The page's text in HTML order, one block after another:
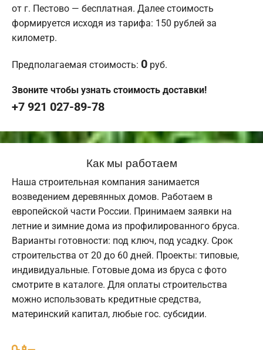
от г. Пестово — бесплатная. Далее стоимость
формируется исходя из тарифа: 150 рублей за
километр.
Предполагаемая стоимость: 0 руб.
Звоните чтобы узнать стоимость доставки!
+7 921 027-89-78
Как мы работаем
Наша строительная компания занимается
возведением деревянных домов. Работаем в
европейской части России. Принимаем заявки на
летние и зимние дома из профилированного бруса.
Варианты готовности: под ключ, под усадку. Срок
строительства от 20 до 60 дней. Проекты: типовые,
индивидуальные. Готовые дома из бруса с фото
смотрите в каталоге. Для оплаты строительства
можно использовать кредитные средства,
материнский капитал, любые гос. субсидии.